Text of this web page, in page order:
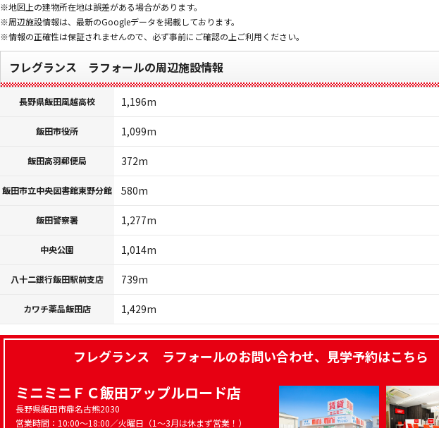
※地図上の建物所在地は誤差がある場合があります。
※周辺施設情報は、最新のGoogleデータを掲載しております。
※情報の正確性は保証されませんので、必ず事前にご確認の上ご利用ください。
フレグランス ラフォールの周辺施設情報
長野県飯田風越高校 1,196m
飯田市役所 1,099m
飯田高羽郵便局 372m
飯田市立中央図書館東野分館 580m
飯田警察署 1,277m
中央公園 1,014m
八十二銀行飯田駅前支店 739m
カワチ薬品飯田店 1,429m
フレグランス ラフォールのお問い合わせ、見学予約はこちら
ミニミニＦＣ飯田アップルロード店
長野県飯田市鼎名古熊2030
営業時間：10:00～18:00／火曜日（1～3月は休まず営業！）